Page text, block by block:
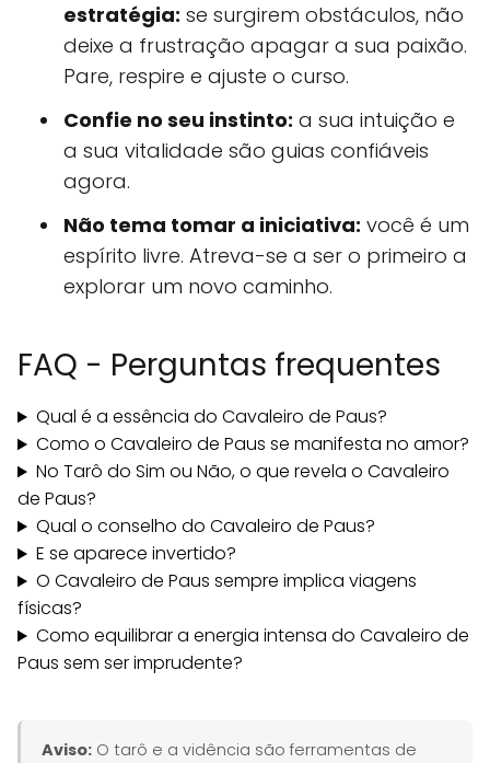
estratégia: se surgirem obstáculos, não
deixe a frustração apagar a sua paixão.
Pare, respire e ajuste o curso.
Confie no seu instinto: a sua intuição e
a sua vitalidade são guias confiáveis
agora.
Não tema tomar a iniciativa: você é um
espírito livre. Atreva-se a ser o primeiro a
explorar um novo caminho.
FAQ - Perguntas frequentes
Qual é a essência do Cavaleiro de Paus?
Como o Cavaleiro de Paus se manifesta no amor?
No Tarô do Sim ou Não, o que revela o Cavaleiro
de Paus?
Qual o conselho do Cavaleiro de Paus?
E se aparece invertido?
O Cavaleiro de Paus sempre implica viagens
físicas?
Como equilibrar a energia intensa do Cavaleiro de
Paus sem ser imprudente?
Aviso: O tarô e a vidência são ferramentas de